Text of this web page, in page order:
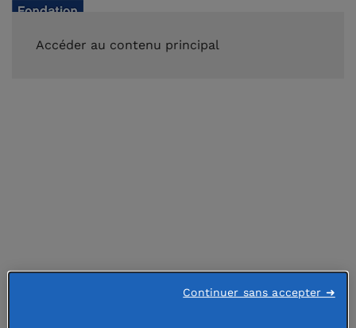
Accéder au contenu principal
Continuer sans accepter ➜